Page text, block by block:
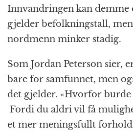
Innvandringen kan demme
gjelder befolkningstall,
nordmenn minker stadig.
Som Jordan Peterson sier,
bare for samfunnet, men
det gjelder. «Hvorfor burde
Fordi du aldri vil få
et mer meningsfullt